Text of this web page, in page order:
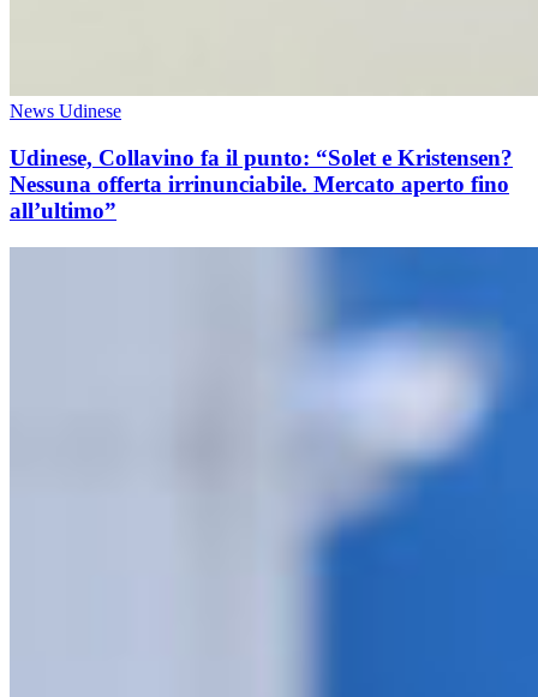
News Udinese
Udinese, Collavino fa il punto: “Solet e Kristensen?
Nessuna offerta irrinunciabile. Mercato aperto fino
all’ultimo”